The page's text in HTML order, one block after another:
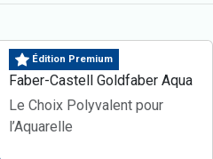
Édition Premium
Faber-Castell Goldfaber Aqua
Le Choix Polyvalent pour
l’Aquarelle